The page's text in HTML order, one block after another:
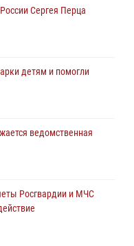
Сергея Перца
детям и помогли
ведомственная
Росгвардии и МЧС